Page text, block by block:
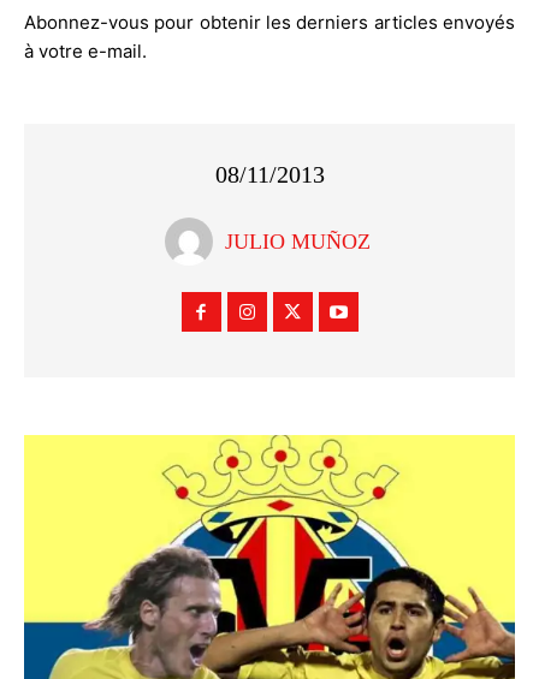
Abonnez-vous pour obtenir les derniers articles envoyés
à votre e-mail.
08/11/2013
JULIO MUÑOZ